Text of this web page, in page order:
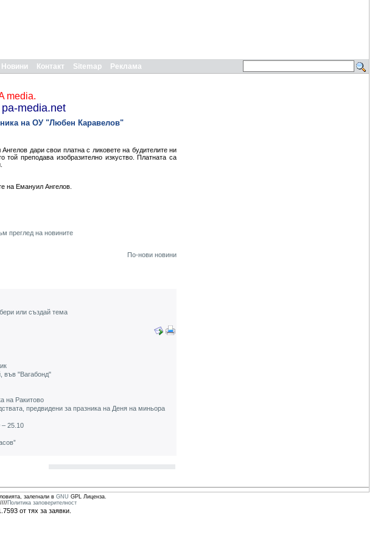
Новини Контакт Sitemap Реклама
media.
pa-media.net
на ОУ "Любен Каравелов"
дари свои платна с ликовете на будителите ни
преподава изобразително изкуство. Платната са
на Емануил Ангелов.
преглед на новините
По-нови новини
или създай тема
във "Вагабонд"
на Ракитово
предвидени за празника на Деня на миньора
25.10
залегнали в GNU GPL Лиценза.
////Политика заповерителност
от тях за заявки.